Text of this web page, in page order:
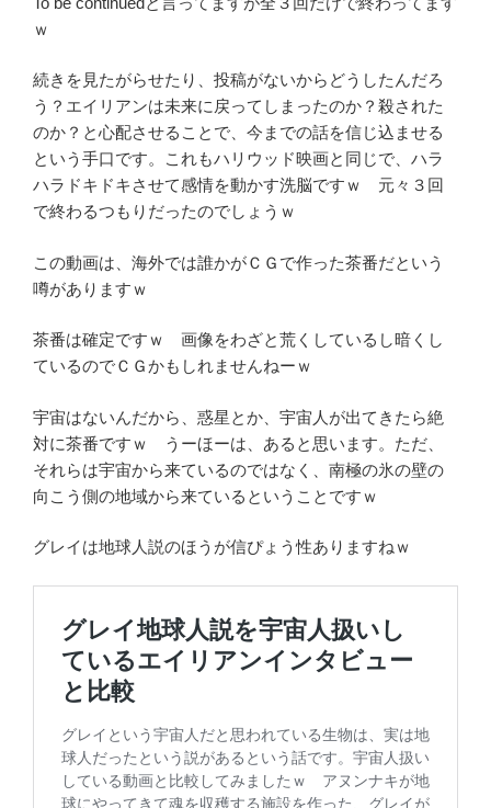
ｗ
続きを見たがらせたり、投稿がないからどうしたんだろ
う？エイリアンは未来に戻ってしまったのか？殺された
のか？と心配させることで、今までの話を信じ込ませる
という手口です。これもハリウッド映画と同じで、ハラ
ハラドキドキさせて感情を動かす洗脳ですｗ 元々３回
で終わるつもりだったのでしょうｗ
この動画は、海外では誰かがＣＧで作った茶番だという
噂がありますｗ
茶番は確定ですｗ 画像をわざと荒くしているし暗くし
ているのでＣＧかもしれませんねーｗ
宇宙はないんだから、惑星とか、宇宙人が出てきたら絶
対に茶番ですｗ うーほーは、あると思います。ただ、
それらは宇宙から来ているのではなく、南極の氷の壁の
向こう側の地域から来ているということですｗ
グレイは地球人説のほうが信ぴょう性ありますねｗ